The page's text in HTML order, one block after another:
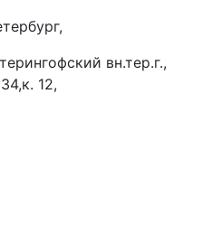
вн.тер.г.,
12,